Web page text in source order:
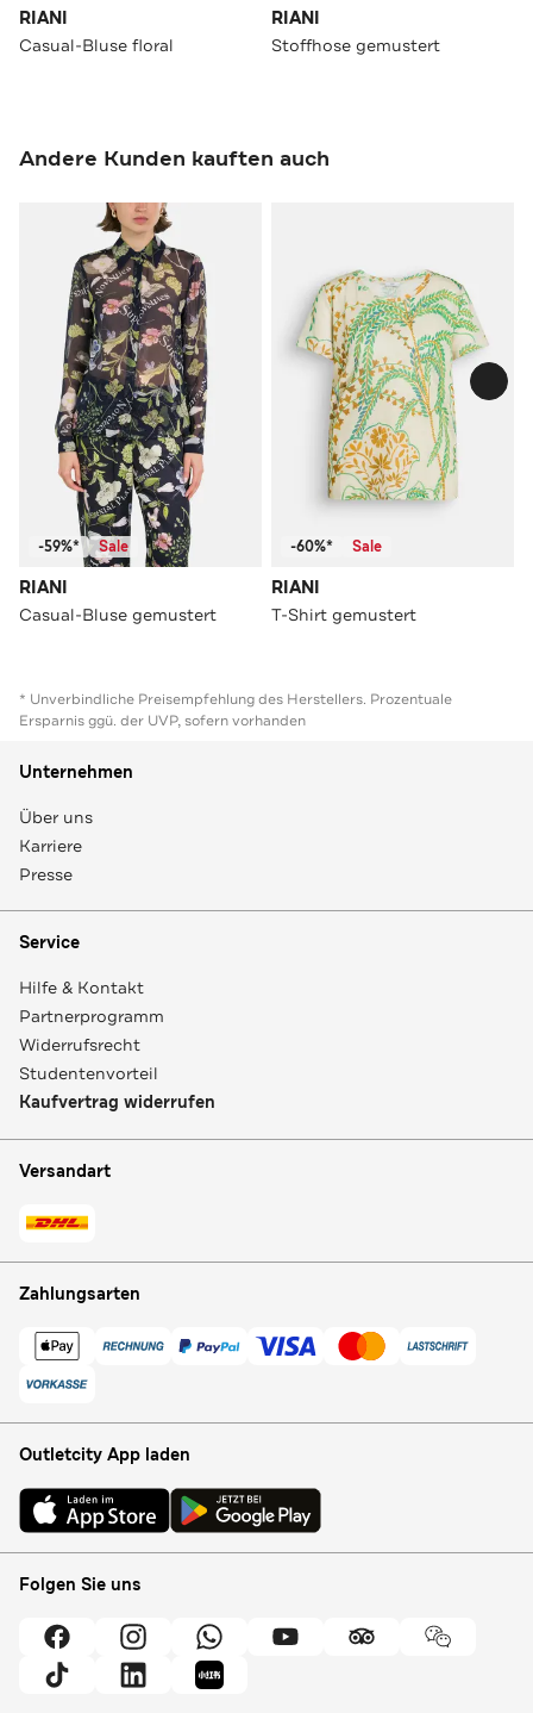
RIANI
Casual-Bluse floral
RIANI
Stoffhose gemustert
Andere Kunden kauften auch
-59%* Sale
RIANI
Casual-Bluse gemustert
-60%* Sale
RIANI
T-Shirt gemustert
* Unverbindliche Preisempfehlung des Herstellers. Prozentuale
Ersparnis ggü. der UVP, sofern vorhanden
Unternehmen
Über uns
Karriere
Presse
Service
Hilfe & Kontakt
Partnerprogramm
Widerrufsrecht
Studentenvorteil
Kaufvertrag widerrufen
Versandart
Zahlungsarten
Outletcity App laden
Folgen Sie uns